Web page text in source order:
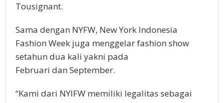
Tousignant.
Sama dengan NYFW, New York Indonesia
Fashion Week juga menggelar fashion show
setahun dua kali yakni pada
Februari dan September.
“Kami dari NYIFW memiliki legalitas sebagai